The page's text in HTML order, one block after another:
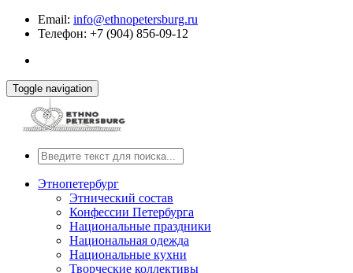
Email: info@ethnopetersburg.ru
Телефон: +7 (904) 856-09-12
Toggle navigation
Этнопетербург
Этнический состав
Конфессии Петербурга
Национальные праздники
Национальная одежда
Национальные кухни
Творческие коллективы